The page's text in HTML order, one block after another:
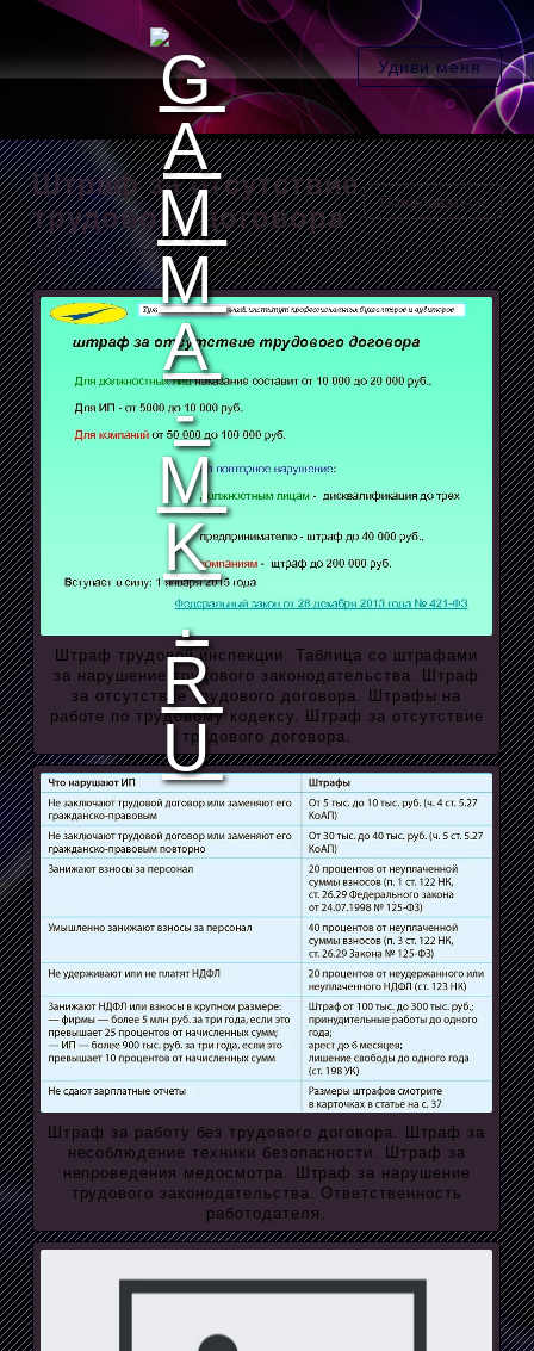
Удиви меня
Штраф за отсутствие
трудового договора
Пожаловаться
Штраф трудовой инспекции. Таблица со штрафами
за нарушение трудового законодательства. Штраф
за отсутствие трудового договора. Штрафы на
работе по трудовому кодексу. Штраф за отсутствие
трудового договора.
Штраф за работу без трудового договора. Штраф за
несоблюдение техники безопасности. Штраф за
непроведения медосмотра. Штраф за нарушение
трудового законодательства. Ответственность
работодателя.